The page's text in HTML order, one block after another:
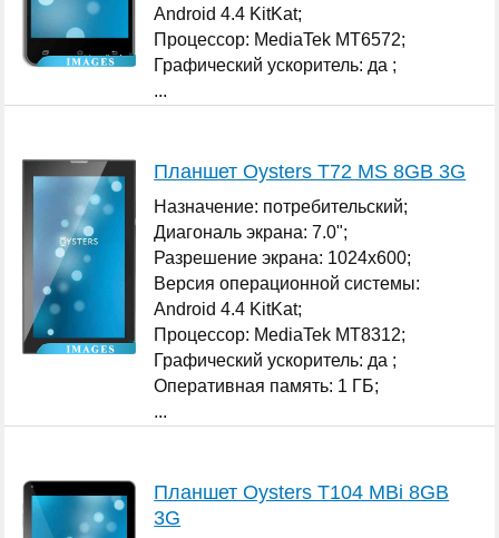
Android 4.4 KitKat;
Процессор: MediaTek MT6572;
Графический ускоритель: да ;
...
Планшет Oysters T72 MS 8GB 3G
Назначение: потребительский;
Диагональ экрана: 7.0";
Разрешение экрана: 1024x600;
Версия операционной системы:
Android 4.4 KitKat;
Процессор: MediaTek MT8312;
Графический ускоритель: да ;
Оперативная память: 1 ГБ;
...
Планшет Oysters T104 MBi 8GB
3G